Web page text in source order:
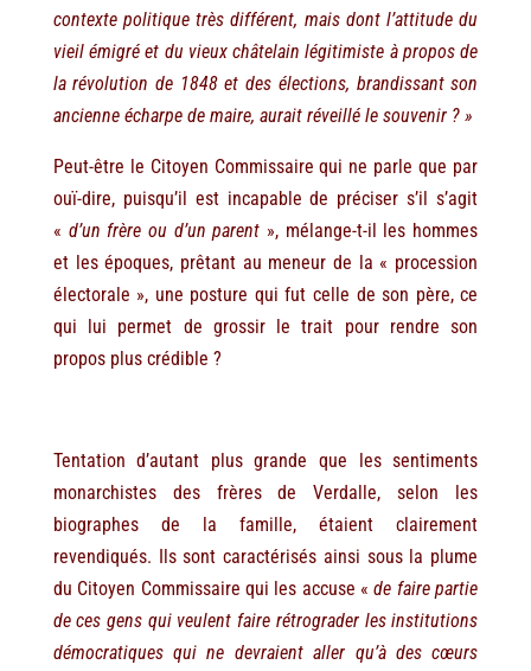
contexte politique très différent, mais dont l’attitude du
vieil émigré et du vieux châtelain légitimiste à propos de
la révolution de 1848 et des élections, brandissant son
ancienne écharpe de maire, aurait réveillé le souvenir ? »
Peut-être le Citoyen Commissaire qui ne parle que par
ouï-dire, puisqu’il est incapable de préciser s’il s’agit
« d’un frère ou d’un parent », mélange-t-il les hommes
et les époques, prêtant au meneur de la « procession
électorale », une posture qui fut celle de son père, ce
qui lui permet de grossir le trait pour rendre son
propos plus crédible ?
Tentation d’autant plus grande que les sentiments
monarchistes des frères de Verdalle, selon les
biographes de la famille, étaient clairement
revendiqués. Ils sont caractérisés ainsi sous la plume
du Citoyen Commissaire qui les accuse «de faire partie
de ces gens qui veulent faire rétrograder les institutions
démocratiques qui ne devraient aller qu’à des cœurs